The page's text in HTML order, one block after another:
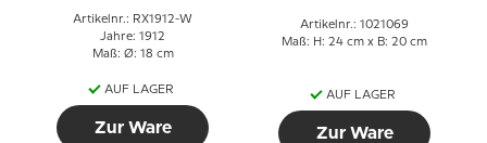
Artikelnr.: RX1912-W
Jahre: 1912
Maß: Ø: 18 cm
AUF LAGER
Zur Ware
Artikelnr.: 1021069
Maß: H: 24 cm x B: 20 cm
AUF LAGER
Zur Ware